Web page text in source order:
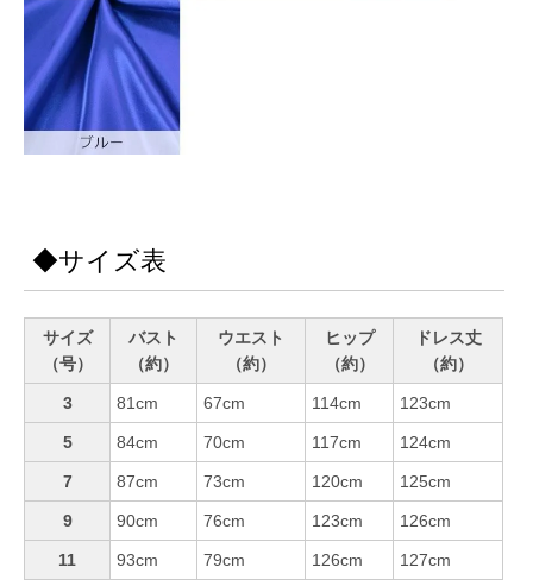
◆サイズ表
サイズ
（号）
バスト
（約）
ウエスト
（約）
ヒップ
（約）
ドレス丈
（約）
3 81cm 67cm 114cm 123cm
5 84cm 70cm 117cm 124cm
7 87cm 73cm 120cm 125cm
9 90cm 76cm 123cm 126cm
11 93cm 79cm 126cm 127cm